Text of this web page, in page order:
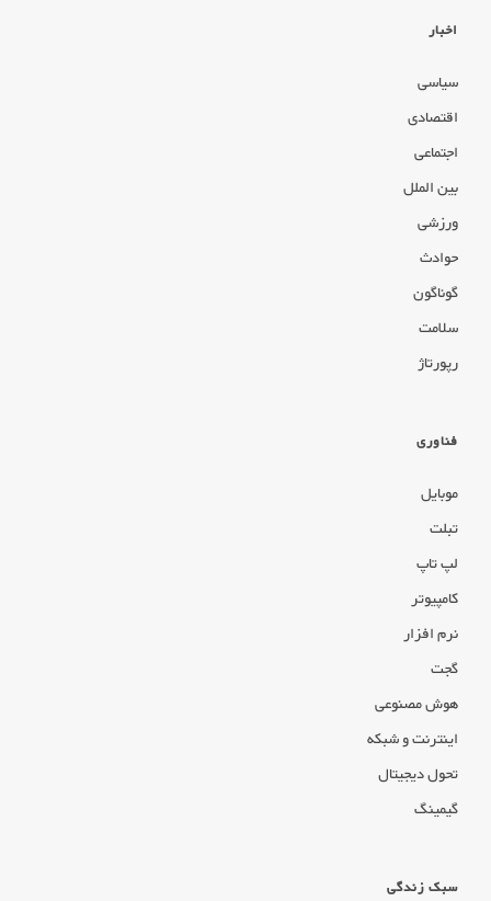
اخبار
سیاسی
اقتصادی
اجتماعی
بین الملل
ورزشی
حوادث
گوناگون
سلامت
رپورتاژ
فناوری
موبایل
تبلت
لپ تاپ
کامپیوتر
نرم افزار
گجت
هوش مصنوعی
اینترنت و شبکه
تحول دیجیتال
گیمینگ
سبک زندگی